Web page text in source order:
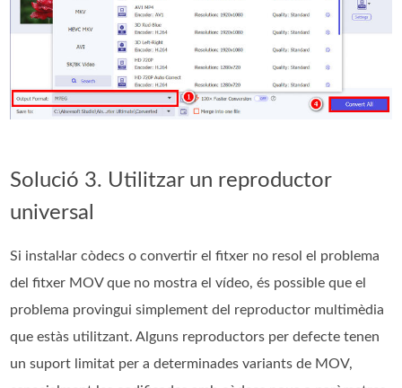
Solució 3. Utilitzar un reproductor
universal
Si instal·lar còdecs o convertir el fitxer no resol el problema
del fitxer MOV que no mostra el vídeo, és possible que el
problema provingui simplement del reproductor multimèdia
que estàs utilitzant. Alguns reproductors per defecte tenen
un suport limitat per a determinades variants de MOV,